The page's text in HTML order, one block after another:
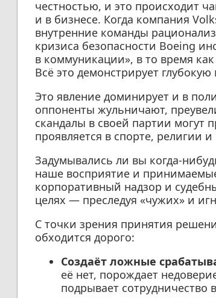
честностью, и это происходит
и в бизнесе. Когда компания
внутренние команды
кризиса безопасности Boeing
в коммуникации», в то время
Всё это демонстрирует
Это явление доминирует и в
оппоненты жульничают,
скандалы в своей партии могут
проявляется в спорте, религии
Задумывались ли вы когда-
наше восприятие и
корпоративный надзор и
целях — преследуя «чужих» и
С точки зрения принятия
обходится дорого:
Создаёт ложные
её нет, порождает
подрывает сотрудничество